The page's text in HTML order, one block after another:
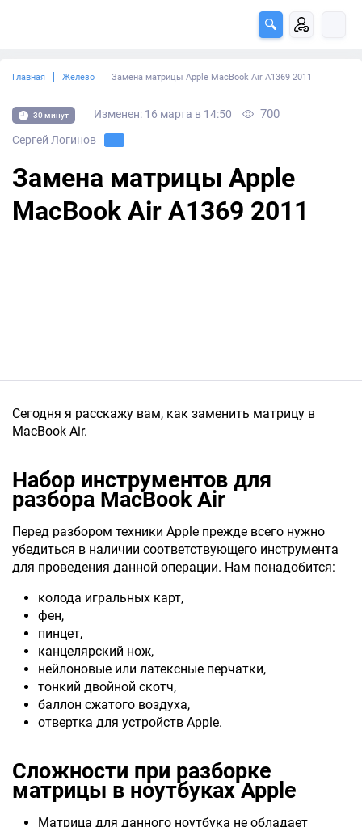
Главная Железо Замена матрицы Apple MacBook Air A1369 2011
30 минут Изменен: 16 марта в 14:50 700
Сергей Логинов
Замена матрицы Apple
MacBook Air A1369 2011
Сегодня я расскажу вам, как заменить матрицу в
MacBook Air.
Набор инструментов для
разбора MacBook Air
Перед разбором техники Apple прежде всего нужно
убедиться в наличии соответствующего инструмента
для проведения данной операции. Нам понадобится:
колода игральных карт,
фен,
пинцет,
канцелярский нож,
нейлоновые или латексные перчатки,
тонкий двойной скотч,
баллон сжатого воздуха,
отвертка для устройств Apple.
Сложности при разборке
матрицы в ноутбуках Apple
Матрица для данного ноутбука не обладает